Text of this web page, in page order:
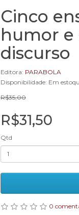
Cinco
humor e
discurso
Editora: PARABOLA
Disponibilidade: Em
R$35,00
R$31,50
Qtd
0